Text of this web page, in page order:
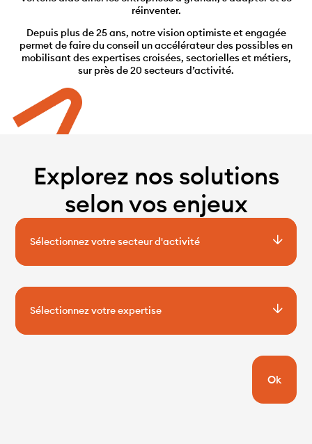
réinventer.
Depuis plus de 25 ans, notre vision optimiste et engagée
permet de faire du conseil un accélérateur des possibles en
mobilisant des expertises croisées, sectorielles et métiers,
sur près de 20 secteurs d’activité.
Explorez nos solutions
selon vos enjeux
Ok